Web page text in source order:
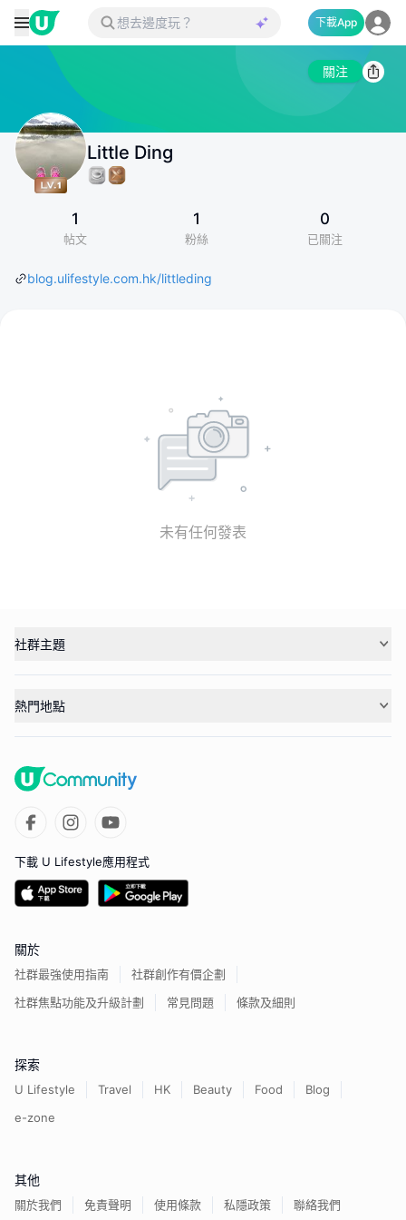
下載App
關注
Little Ding
1
帖文
1
粉絲
0
已關注
blog.ulifestyle.com.hk/littleding
未有任何發表
社群主題
熱門地點
下載 U Lifestyle應用程式
關於
社群最強使用指南
社群創作有價企劃
社群焦點功能及升級計劃
常見問題 條款及細則
探索
U Lifestyle Travel HK Beauty Food
Blog
e-zone
其他
關於我們 免責聲明 使用條款 私隱政策 聯絡我們